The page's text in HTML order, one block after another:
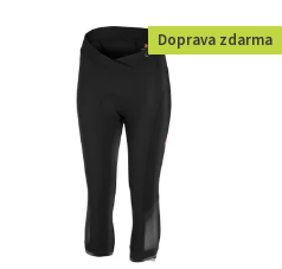
Doprava zdarma